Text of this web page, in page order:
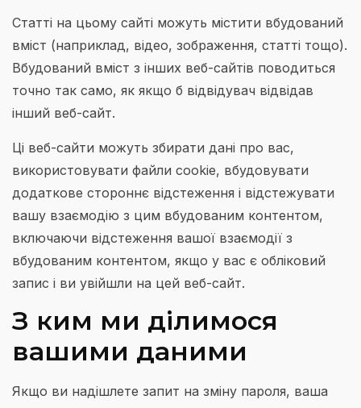
Статті на цьому сайті можуть містити вбудований
вміст (наприклад, відео, зображення, статті тощо).
Вбудований вміст з інших веб-сайтів поводиться
точно так само, як якщо б відвідувач відвідав
інший веб-сайт.
Ці веб-сайти можуть збирати дані про вас,
використовувати файли cookie, вбудовувати
додаткове стороннє відстеження і відстежувати
вашу взаємодію з цим вбудованим контентом,
включаючи відстеження вашої взаємодії з
вбудованим контентом, якщо у вас є обліковий
запис і ви увійшли на цей веб-сайт.
З ким ми ділимося
вашими даними
Якщо ви надішлете запит на зміну пароля, ваша